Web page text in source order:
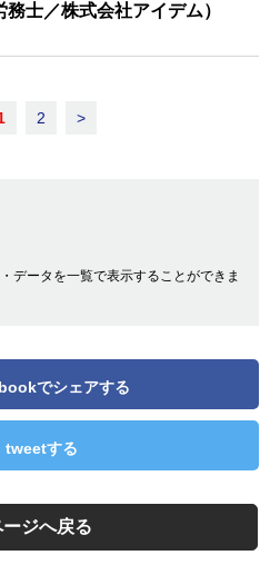
士／株式会社アイデム）
2 >
データを一覧で表示することができま
でシェアする
tweetする
ジへ戻る